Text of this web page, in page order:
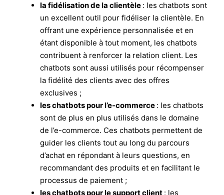
la fidélisation de la clientèle : les chatbots sont
un excellent outil pour fidéliser la clientèle. En
offrant une expérience personnalisée et en
étant disponible à tout moment, les chatbots
contribuent à renforcer la relation client. Les
chatbots sont aussi utilisés pour récompenser
la fidélité des clients avec des offres
exclusives ;
les chatbots pour l’e-commerce : les chatbots
sont de plus en plus utilisés dans le domaine
de l’e-commerce. Ces chatbots permettent de
guider les clients tout au long du parcours
d’achat en répondant à leurs questions, en
recommandant des produits et en facilitant le
processus de paiement ;
les chatbots pour le support client : les